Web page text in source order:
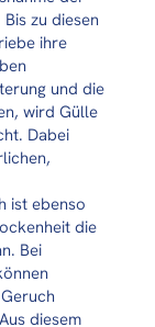
zu diesen
ihre
und die
wird Gülle
Dabei
ist ebenso
die
Bei
diesem